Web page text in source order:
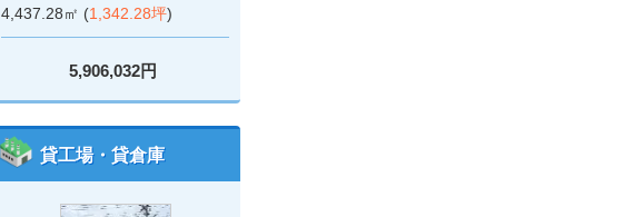
4,437.28㎡ (1,342.28坪)
5,906,032円
貸工場・貸倉庫